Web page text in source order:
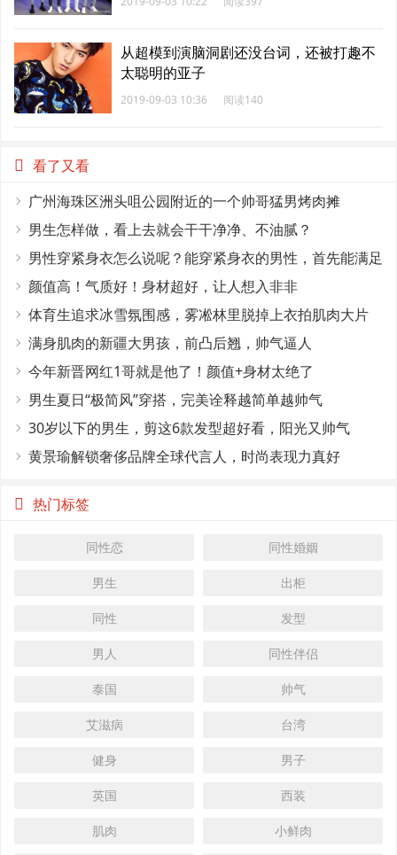
从超模到演脑洞剧还没台词，还被打趣不
太聪明的亚子
2019-09-03 10:36 阅读140
看了又看
广州海珠区洲头咀公园附近的一个帅哥猛男烤肉摊
男生怎样做，看上去就会干干净净、不油腻？
男性穿紧身衣怎么说呢？能穿紧身衣的男性，首先能满足
这4个条件
颜值高！气质好！身材超好，让人想入非非
体育生追求冰雪氛围感，雾凇林里脱掉上衣拍肌肉大片
满身肌肉的新疆大男孩，前凸后翘，帅气逼人
今年新晋网红1哥就是他了！颜值+身材太绝了
男生夏日“极简风”穿搭，完美诠释越简单越帅气
30岁以下的男生，剪这6款发型超好看，阳光又帅气
黄景瑜解锁奢侈品牌全球代言人，时尚表现力真好
热门标签
同性恋 同性婚姻
男生 出柜
同性 发型
男人 同性伴侣
泰国 帅气
艾滋病 台湾
健身 男子
英国 西装
肌肉 小鲜肉